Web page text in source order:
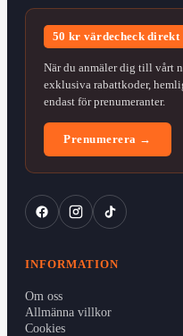
50 kr värdecheck direkt
När du anmäler dig till vårt
exklusiva rabattkoder,
endast för prenumeranter.
Prenumerera →
INFORMATION
Om oss
Allmänna villkor
Cookies